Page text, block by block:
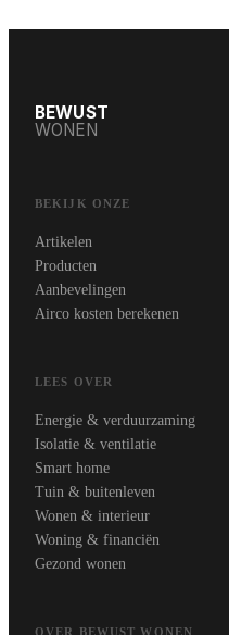
BEWUST
WONEN
BEKIJK ONZE
Artikelen
Producten
Aanbevelingen
Airco kosten berekenen
LEES OVER
Energie & verduurzaming
Isolatie & ventilatie
Smart home
Tuin & buitenleven
Wonen & interieur
Woning & financiën
Gezond wonen
OVER BEWUST WONEN